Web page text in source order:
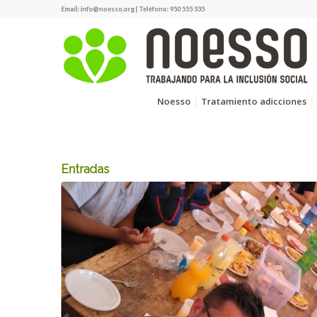
Email: info@noesso.org| Teléfono: 950 555 535
Noesso Tratamiento adicciones
Entradas